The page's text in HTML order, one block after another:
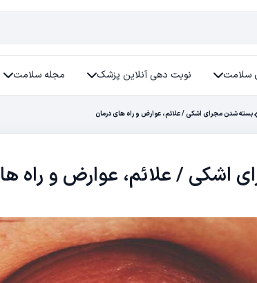
سلامت نوبت دهی آنلاین پزشک مجله سلامت
بسته شدن مجرای اشکی / علائم، عوارض و راه های درمان
اشکی / علائم، عوارض و راه